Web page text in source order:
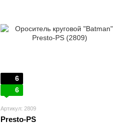
6
6
Артикул: 2809
Presto-PS